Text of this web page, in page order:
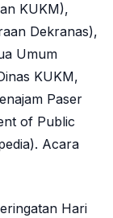
KUKM),
Dekranas),
Umum
KUKM,
Paser
of Public
Acara
Hari